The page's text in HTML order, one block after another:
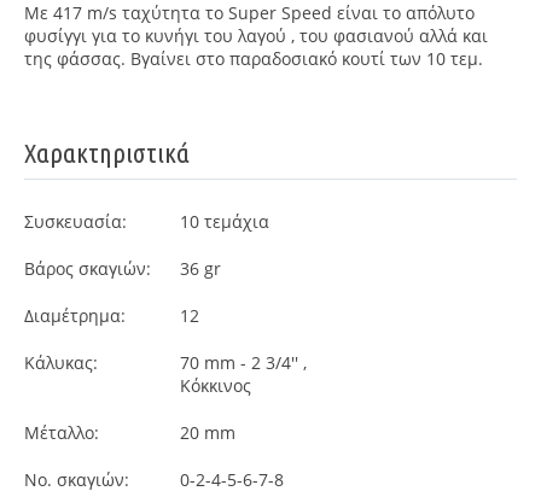
Με 417 m/s ταχύτητα το Super Speed είναι το απόλυτο
φυσίγγι για το κυνήγι του λαγού , του φασιανού αλλά και
της φάσσας. Βγαίνει στο παραδοσιακό κουτί των 10 τεμ.
Χαρακτηριστικά
Συσκευασία: 10 τεμάχια
Βάρος σκαγιών: 36 gr
Διαμέτρημα: 12
Κάλυκας:
70 mm - 2 3/4'' ,
Κόκκινος
Μέταλλο: 20 mm
Νο. σκαγιών: 0-2-4-5-6-7-8